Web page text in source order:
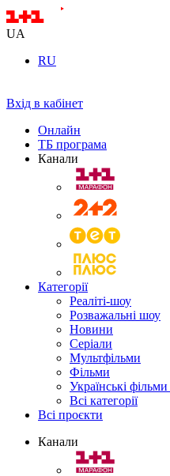
UA
RU
Вхід в кабінет
Онлайн
ТБ програма
Канали
Категорії
Реаліті-шоу
Розважальні шоу
Новини
Серіали
Мультфільми
Фільми
Українські фільми
Всі категорії
Всі проєкти
Канали